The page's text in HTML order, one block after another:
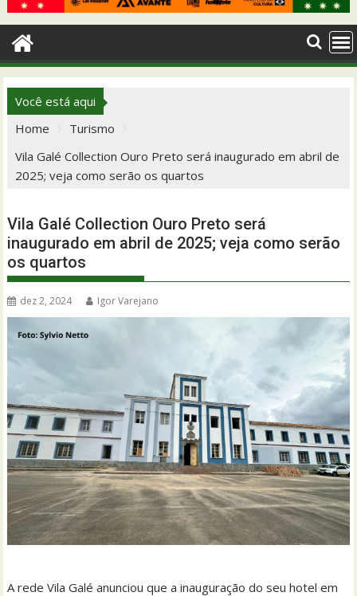
Você está aqui
Home
Turismo
Vila Galé Collection Ouro Preto será inaugurado em abril de
2025; veja como serão os quartos
Vila Galé Collection Ouro Preto será
inaugurado em abril de 2025; veja como serão
os quartos
dez 2, 2024 Igor Varejano
A rede Vila Galé anunciou que a inauguração do seu hotel em